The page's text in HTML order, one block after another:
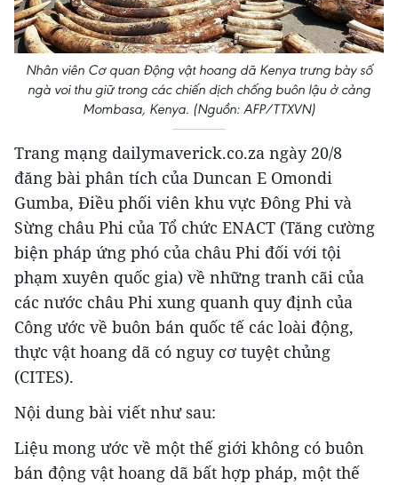
Nhân viên Cơ quan Động vật hoang dã Kenya trưng bày số
ngà voi thu giữ trong các chiến dịch chống buôn lậu ở cảng
Mombasa, Kenya. (Nguồn: AFP/TTXVN)
Trang mạng dailymaverick.co.za ngày 20/8
đăng bài phân tích của Duncan E Omondi
Gumba, Điều phối viên khu vực Đông Phi và
Sừng châu Phi của Tổ chức ENACT (Tăng cường
biện pháp ứng phó của châu Phi đối với tội
phạm xuyên quốc gia) về những tranh cãi của
các nước châu Phi xung quanh quy định của
Công ước về buôn bán quốc tế các loài động,
thực vật hoang dã có nguy cơ tuyệt chủng
(CITES).
Nội dung bài viết như sau:
Liệu mong ước về một thế giới không có buôn
bán động vật hoang dã bất hợp pháp, một thế